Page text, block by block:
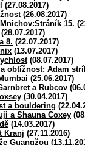
(27.08.2017)
(26.08.2017)
15.
8. (22.07.2017)
(13.07.2017)
(08.07.2017)
obtížnost: Adam
(25.06.2017)
a Rubcov
(30.04.2017)
a bouldering
a Shauna Coxey
(14.03.2017)
Kranj (27.11.2016)
Guangžou